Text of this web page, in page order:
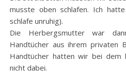
musste oben schlafen. Ich
schlafe unruhig).
Die Herbergsmutter war
Handtücher aus ihrem privaten
Handtücher hatten wir bei dem
nicht dabei.